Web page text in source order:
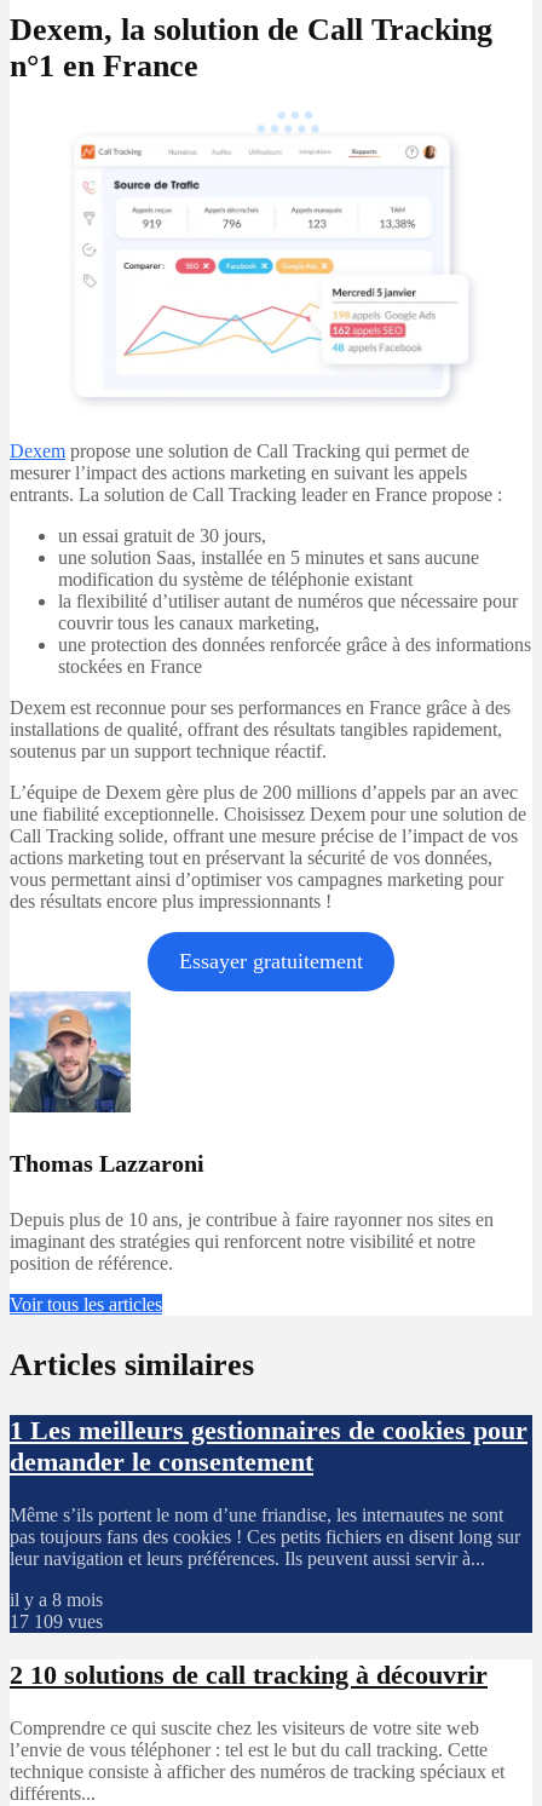
Dexem, la solution de Call Tracking
n°1 en France
Dexem propose une solution de Call Tracking qui permet de
mesurer l’impact des actions marketing en suivant les appels
entrants. La solution de Call Tracking leader en France propose :
un essai gratuit de 30 jours,
une solution Saas, installée en 5 minutes et sans aucune
modification du système de téléphonie existant
la flexibilité d’utiliser autant de numéros que nécessaire pour
couvrir tous les canaux marketing,
une protection des données renforcée grâce à des informations
stockées en France
Dexem est reconnue pour ses performances en France grâce à des
installations de qualité, offrant des résultats tangibles rapidement,
soutenus par un support technique réactif.
L’équipe de Dexem gère plus de 200 millions d’appels par an avec
une fiabilité exceptionnelle. Choisissez Dexem pour une solution de
Call Tracking solide, offrant une mesure précise de l’impact de vos
actions marketing tout en préservant la sécurité de vos données,
vous permettant ainsi d’optimiser vos campagnes marketing pour
des résultats encore plus impressionnants !
Essayer gratuitement
Thomas Lazzaroni
Depuis plus de 10 ans, je contribue à faire rayonner nos sites en
imaginant des stratégies qui renforcent notre visibilité et notre
position de référence.
Voir tous les articles
Articles similaires
1 Les meilleurs gestionnaires de cookies pour
demander le consentement
Même s’ils portent le nom d’une friandise, les internautes ne sont
pas toujours fans des cookies ! Ces petits fichiers en disent long sur
leur navigation et leurs préférences. Ils peuvent aussi servir à...
il y a 8 mois
17 109 vues
2 10 solutions de call tracking à découvrir
Comprendre ce qui suscite chez les visiteurs de votre site web
l’envie de vous téléphoner : tel est le but du call tracking. Cette
technique consiste à afficher des numéros de tracking spéciaux et
différents...